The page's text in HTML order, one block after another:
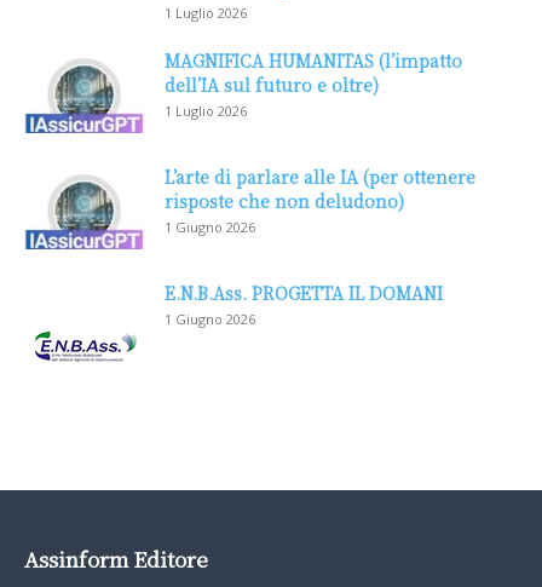
1 Luglio 2026
MAGNIFICA HUMANITAS (l’impatto
dell’IA sul futuro e oltre)
1 Luglio 2026
L’arte di parlare alle IA (per ottenere
risposte che non deludono)
1 Giugno 2026
E.N.B.Ass. PROGETTA IL DOMANI
1 Giugno 2026
Assinform Editore